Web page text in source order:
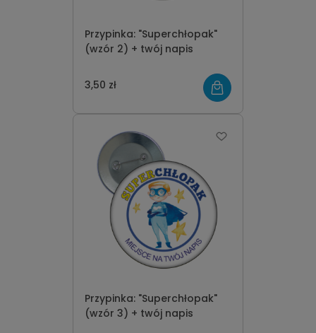
Przypinka: "Superchłopak"
(wzór 2) + twój napis
3,50 zł
Przypinka: "Superchłopak"
(wzór 3) + twój napis